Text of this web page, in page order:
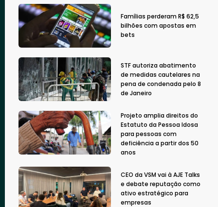
Famílias perderam R$ 62,5
bilhões com apostas em
bets
STF autoriza abatimento
de medidas cautelares na
pena de condenada pelo 8
de Janeiro
Projeto amplia direitos do
Estatuto da Pessoa Idosa
para pessoas com
deficiência a partir dos 50
anos
CEO da VSM vai à AJE Talks
e debate reputação como
ativo estratégico para
empresas